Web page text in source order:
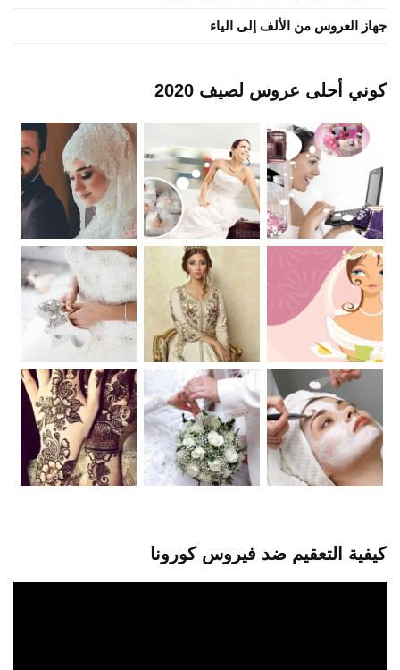
جهاز العروس من الألف إلى الياء
كوني أحلى عروس لصيف 2020
كيفية التعقيم ضد فيروس كورونا